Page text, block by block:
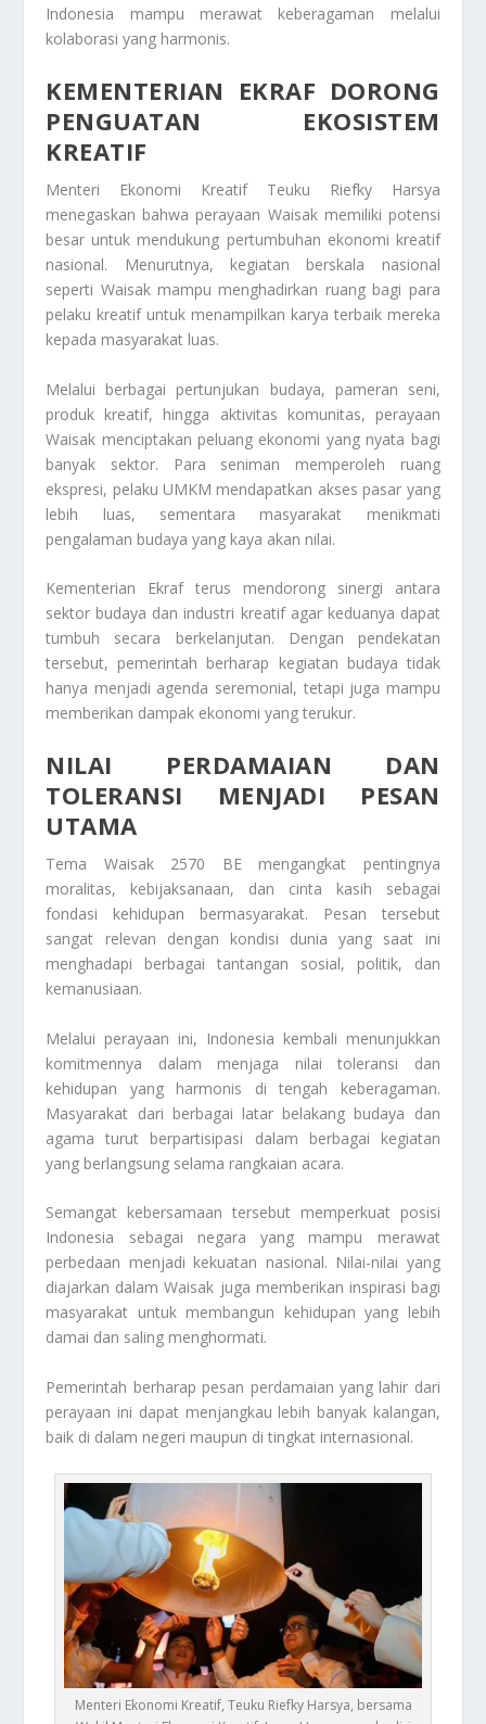
Indonesia mampu merawat keberagaman melalui
kolaborasi yang harmonis.
KEMENTERIAN EKRAF DORONG
PENGUATAN EKOSISTEM
KREATIF
Menteri Ekonomi Kreatif Teuku Riefky Harsya
menegaskan bahwa perayaan Waisak memiliki potensi
besar untuk mendukung pertumbuhan ekonomi kreatif
nasional. Menurutnya, kegiatan berskala nasional
seperti Waisak mampu menghadirkan ruang bagi para
pelaku kreatif untuk menampilkan karya terbaik mereka
kepada masyarakat luas.
Melalui berbagai pertunjukan budaya, pameran seni,
produk kreatif, hingga aktivitas komunitas, perayaan
Waisak menciptakan peluang ekonomi yang nyata bagi
banyak sektor. Para seniman memperoleh ruang
ekspresi, pelaku UMKM mendapatkan akses pasar yang
lebih luas, sementara masyarakat menikmati
pengalaman budaya yang kaya akan nilai.
Kementerian Ekraf terus mendorong sinergi antara
sektor budaya dan industri kreatif agar keduanya dapat
tumbuh secara berkelanjutan. Dengan pendekatan
tersebut, pemerintah berharap kegiatan budaya tidak
hanya menjadi agenda seremonial, tetapi juga mampu
memberikan dampak ekonomi yang terukur.
NILAI PERDAMAIAN DAN
TOLERANSI MENJADI PESAN
UTAMA
Tema Waisak 2570 BE mengangkat pentingnya
moralitas, kebijaksanaan, dan cinta kasih sebagai
fondasi kehidupan bermasyarakat. Pesan tersebut
sangat relevan dengan kondisi dunia yang saat ini
menghadapi berbagai tantangan sosial, politik, dan
kemanusiaan.
Melalui perayaan ini, Indonesia kembali menunjukkan
komitmennya dalam menjaga nilai toleransi dan
kehidupan yang harmonis di tengah keberagaman.
Masyarakat dari berbagai latar belakang budaya dan
agama turut berpartisipasi dalam berbagai kegiatan
yang berlangsung selama rangkaian acara.
Semangat kebersamaan tersebut memperkuat posisi
Indonesia sebagai negara yang mampu merawat
perbedaan menjadi kekuatan nasional. Nilai-nilai yang
diajarkan dalam Waisak juga memberikan inspirasi bagi
masyarakat untuk membangun kehidupan yang lebih
damai dan saling menghormati.
Pemerintah berharap pesan perdamaian yang lahir dari
perayaan ini dapat menjangkau lebih banyak kalangan,
baik di dalam negeri maupun di tingkat internasional.
Menteri Ekonomi Kreatif, Teuku Riefky Harsya, bersama